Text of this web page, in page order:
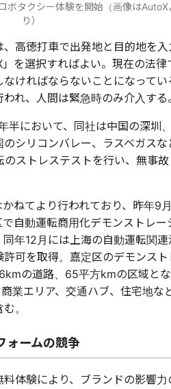
ボタクシー体験を開始（画像はAutoX
り）
高徳打車で出発地と目的地を入
を選択すればよい。現在の法律
ければならないことになってい
れ、人間は緊急時のみ介入する
半において、同社は中国の深圳
シリコンバレー、ラスベガスな
のストレステストを行い、無事故
ねてより行われており、昨年9
自動運転商用化デモンストレー
年12月には上海の自動運転関連
可を取得。嘉定区のデモンスト
の道路、65平方kmの区域とな
業エリア、交通ハブ、住宅地な
。
ォームの競争
体験により、ブランドの影響力